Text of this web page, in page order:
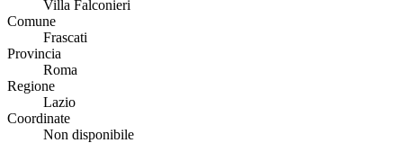
Villa Falconieri
Comune
Frascati
Provincia
Roma
Regione
Lazio
Coordinate
Non disponibile